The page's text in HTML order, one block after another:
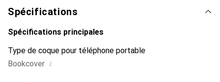
exigeante.
Spécifications
Spécifications principales
Type de coque pour téléphone portable
Bookcover i